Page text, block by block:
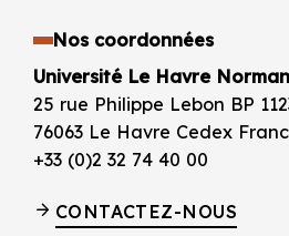
Nos coordonnées
Université Le Havre
25 rue Philippe Lebon BP
76063 Le Havre Cedex
+33 (0)2 32 74 40 00
CONTACTEZ-NOUS